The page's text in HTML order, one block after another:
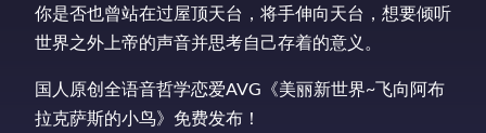
你是否也曾站在过屋顶天台，将手伸向天台，想要倾听
世界之外上帝的声音并思考自己存着的意义。
国人原创全语音哲学恋爱AVG《美丽新世界~飞向阿布
拉克萨斯的小鸟》免费发布！